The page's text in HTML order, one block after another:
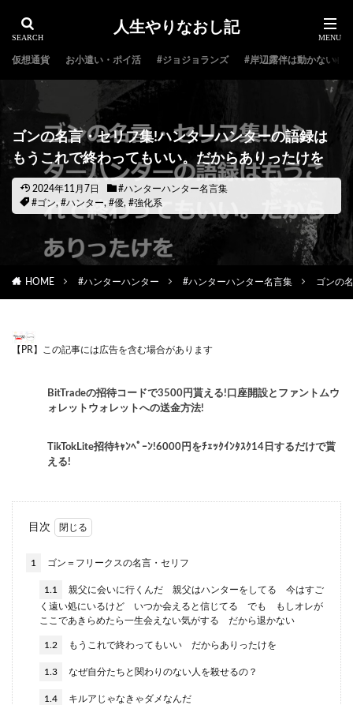
人生やりなおし記
仮想通貨 お小遣い・ポイ活 #ジョジョランズ #岸辺露伴は動かない
ゴンの名言・セリフ集!ハンターハンターの語録は
もうこれで終わってもいい。だからありったけを
2024年11月7日
#ハンターハンター名言集
#ゴン, #ハンター, #優, #強化系
HOME #ハンターハンター #ハンターハンター名言集 ゴンの
【PR】この記事には広告を含む場合があります
BitTradeの招待コードで3500円貰える!口座開設とファントムウ
ォレットウォレットへの送金方法!
TikTokLite招待ｷｬﾝﾍﾟｰﾝ!6000円をﾁｪｯｸｲﾝﾀｽｸ14日するだけで貰
える!
目次
1 ゴン＝フリークスの名言・セリフ
1.1
親父に会いに行くんだ 親父はハンターをしてる 今はすご
く遠い処にいるけど いつか会えると信じてる でも もしオレが
ここであきらめたら一生会えない気がする だから退かない
1.2 もうこれで終わってもいい だからありったけを
1.3 なぜ自分たちと関わりのない人を殺せるの？
1.4 キルアじゃなきゃダメなんだ